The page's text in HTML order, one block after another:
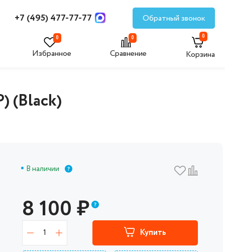
+7 (495) 477-77-77 Обратный звонок
0
Избранное
0
Сравнение
0
Корзина
(Black)
В наличии
8 100₽
1 Купить